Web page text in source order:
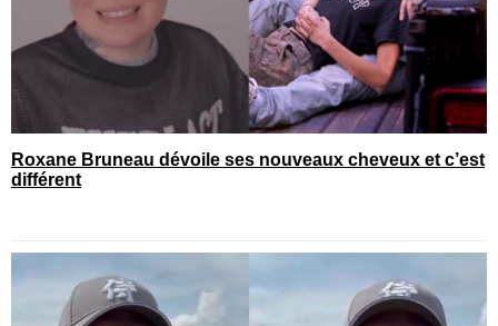
Roxane Bruneau dévoile ses nouveaux cheveux et c’est
différent